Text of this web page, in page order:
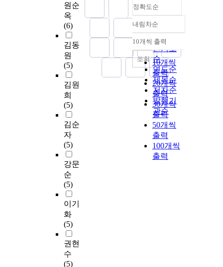
원순
옥
(6)
김동
원
(5)
김원
희
(5)
김순
자
(5)
강문
순
(5)
이기
화
(5)
권현
수
(5)
정확도순
정확도
순
인기도
순
연도순
제목순
저자순
발행기
관순
내림차순
내림차순
10개씩 출력
10개씩
출력
20개씩
출력
30개씩
출력
50개씩
출력
100개씩
출력
조회